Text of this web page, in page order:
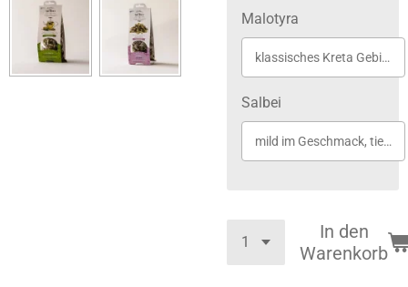
Malotyra
klassisches Kreta Gebirgskraut bei Verkühlungen
Salbei
mild im Geschmack, tief in der Wirkung
In den
Warenkorb